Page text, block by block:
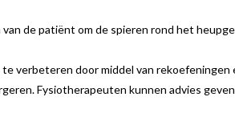
de patiënt om de spieren rond het
verbeteren door middel van rekoefeningen
Fysiotherapeuten kunnen advies